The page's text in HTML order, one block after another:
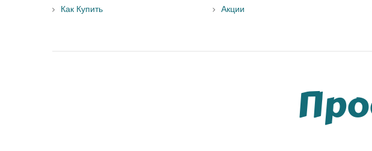
Как Купить
Акции